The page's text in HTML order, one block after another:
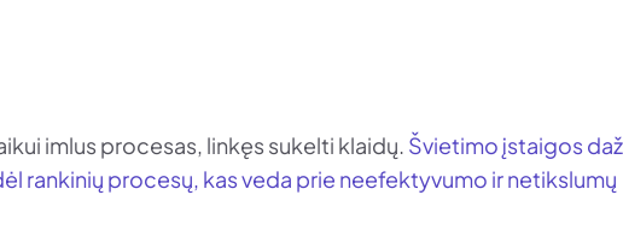
imlus procesas, linkęs sukelti klaidų. Švietimo įstaigos
rankinių procesų, kas veda prie neefektyvumo ir netikslumų